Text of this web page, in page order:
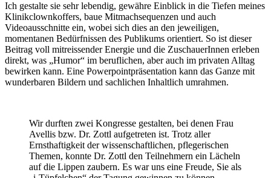
Ich gestalte sie sehr lebendig, gewähre Einblick in die Tiefen meines
Klinikclownkoffers, baue Mitmachsequenzen und auch
Videoausschnitte ein, wobei sich dies an den jeweiligen,
momentanen Bedürfnissen des Publikums orientiert. So ist dieser
Beitrag voll mitreissender Energie und die ZuschauerInnen erleben
direkt, was „Humor“ im beruflichen, aber auch im privaten Alltag
bewirken kann. Eine Powerpointpräsentation kann das Ganze mit
wunderbaren Bildern und sachlichen Inhaltlich umrahmen.
Wir durften zwei Kongresse gestalten, bei denen Frau
Avellis bzw. Dr. Zottl aufgetreten ist. Trotz aller
Ernsthaftigkeit der wissenschaftlichen, pflegerischen
Themen, konnte Dr. Zottl den Teilnehmern ein Lächeln
auf die Lippen zaubern. Es war uns eine Freude, Sie als